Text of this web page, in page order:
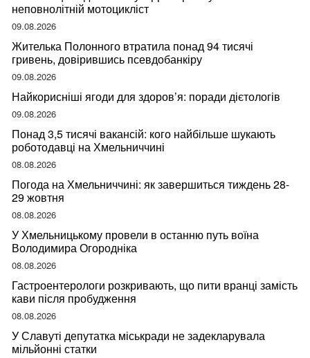
неповнолітній мотоцикліст
09.08.2026
Жителька Полонного втратила понад 94 тисячі
гривень, довірившись псевдобанкіру
09.08.2026
Найкорисніші ягоди для здоров’я: поради дієтологів
09.08.2026
Понад 3,5 тисячі вакансій: кого найбільше шукають
роботодавці на Хмельниччині
08.08.2026
Погода на Хмельниччині: як завершиться тиждень 28-
29 жовтня
08.08.2026
У Хмельницькому провели в останню путь воїна
Володимира Огородніка
08.08.2026
Гастроентерологи розкривають, що пити вранці замість
кави після пробудження
08.08.2026
У Славуті депутатка міськради не задекларувала
мільйонні статки